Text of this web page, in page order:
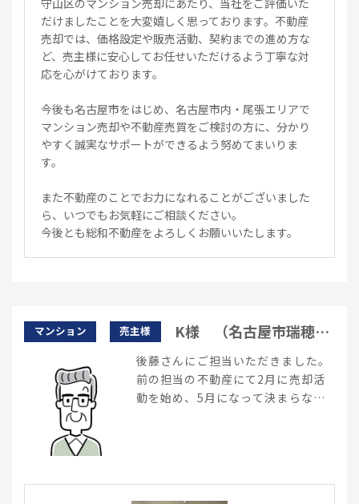
だけましたことを大変嬉しく思っております。不動産
売却では、価格設定や販売活動、契約までの進め方な
ど、売主様に安心してお任せいただけるよう丁寧な対
応を心がけております。
今後も名古屋市をはじめ、名古屋市内・尾張エリアで
マンション売却や不動産売買をご検討の方に、分かり
やすく誠実なサポートができるよう努めてまいりま
す。
また不動産のことでお力になれることがございました
ら、いつでもお気軽にご相談ください。
今後とも総和不動産をよろしくお願いいたします。
マンション 売主様
後藤さんにご担当いただきました。
前の担当の不動産にて2月に売却活
動を始め、5月になって決まらなか
た。